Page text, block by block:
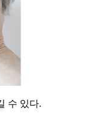
수 있다.